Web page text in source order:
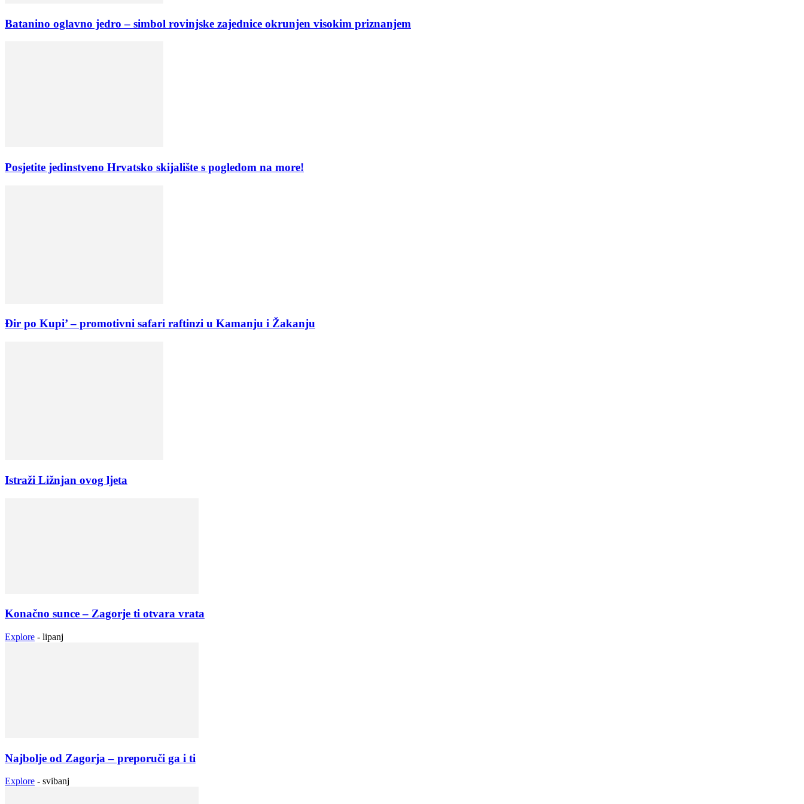
Batanino oglavno jedro – simbol rovinjske zajednice okrunjen visokim priznanjem
Posjetite jedinstveno Hrvatsko skijalište s pogledom na more!
Đir po Kupi’ – promotivni safari raftinzi u Kamanju i Žakanju
Istraži Ližnjan ovog ljeta
Konačno sunce – Zagorje ti otvara vrata
Explore - lipanj
Najbolje od Zagorja – preporuči ga i ti
Explore - svibanj